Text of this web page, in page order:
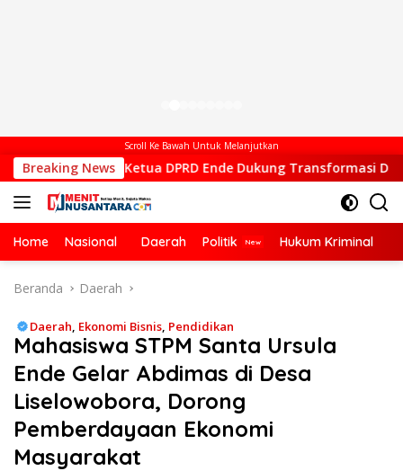
Scroll Ke Bawah Untuk Melanjutkan
Breaking News
Ketua DPRD Ende Dukung Transformasi Digital, Hadiri
Home Nasional Daerah Politik Hukum Kriminal
Beranda Daerah
Daerah, Ekonomi Bisnis, Pendidikan
Mahasiswa STPM Santa Ursula
Ende Gelar Abdimas di Desa
Liselowobora, Dorong
Pemberdayaan Ekonomi
Masyarakat